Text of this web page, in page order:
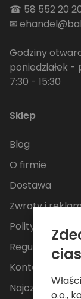
☎ 58 552 20
✉
Godziny
poniedziałek -
7:30 - 15:30
Sklep
Blog
O firmie
Dostawa
Zwroty i
Polityka
Regulamin
Kontakt
Najczęściej
o.o.,